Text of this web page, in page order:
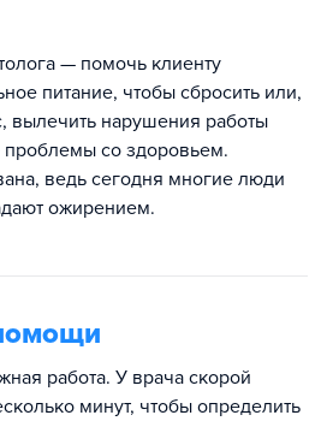
— помочь клиенту
питание, чтобы сбросить или,
вылечить нарушения работы
со здоровьем.
ведь сегодня многие люди
ожирением.
работа. У врача скорой
минут, чтобы определить